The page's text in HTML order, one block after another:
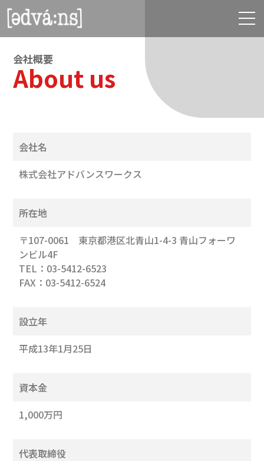
会社概要
About us
会社名
株式会社アドバンスワークス
所在地
〒107-0061 東京都港区北青山1-4-3 青山フォーワ
ンビル4F
TEL：03-5412-6523
FAX：03-5412-6524
設立年
平成13年1月25日
資本金
1,000万円
代表取締役